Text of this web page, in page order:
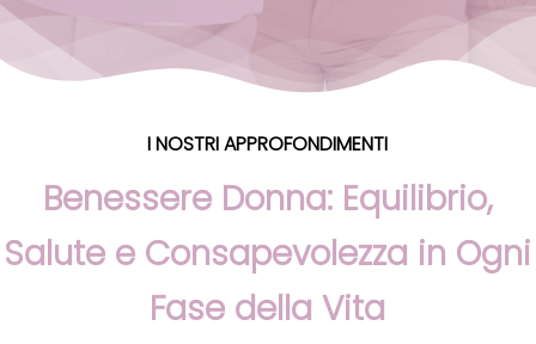
I NOSTRI APPROFONDIMENTI
Benessere Donna: Equilibrio,
Salute e Consapevolezza in Ogni
Fase della Vita